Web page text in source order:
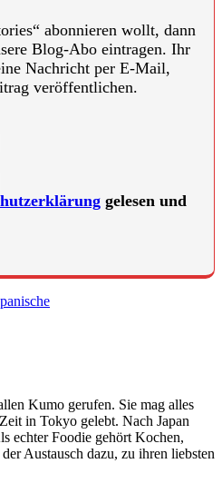
abonnieren wollt, dann
Blog-Abo eintragen. Ihr
Nachricht per E-Mail,
veröffentlichen.
gelesen und
Kumo gerufen. Sie mag alles
in Tokyo gelebt. Nach Japan
echter Foodie gehört Kochen,
Austausch dazu, zu ihren liebsten